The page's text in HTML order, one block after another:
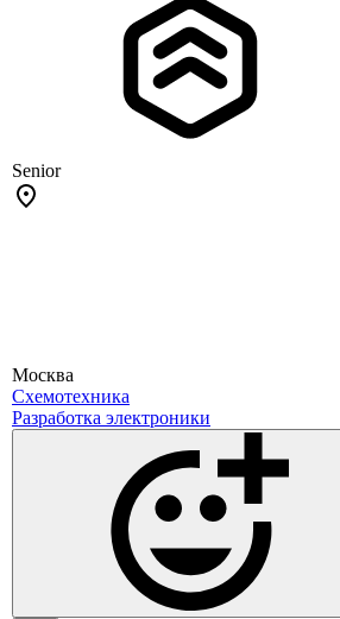
Senior
Москва
Схемотехника
Разработка электроники